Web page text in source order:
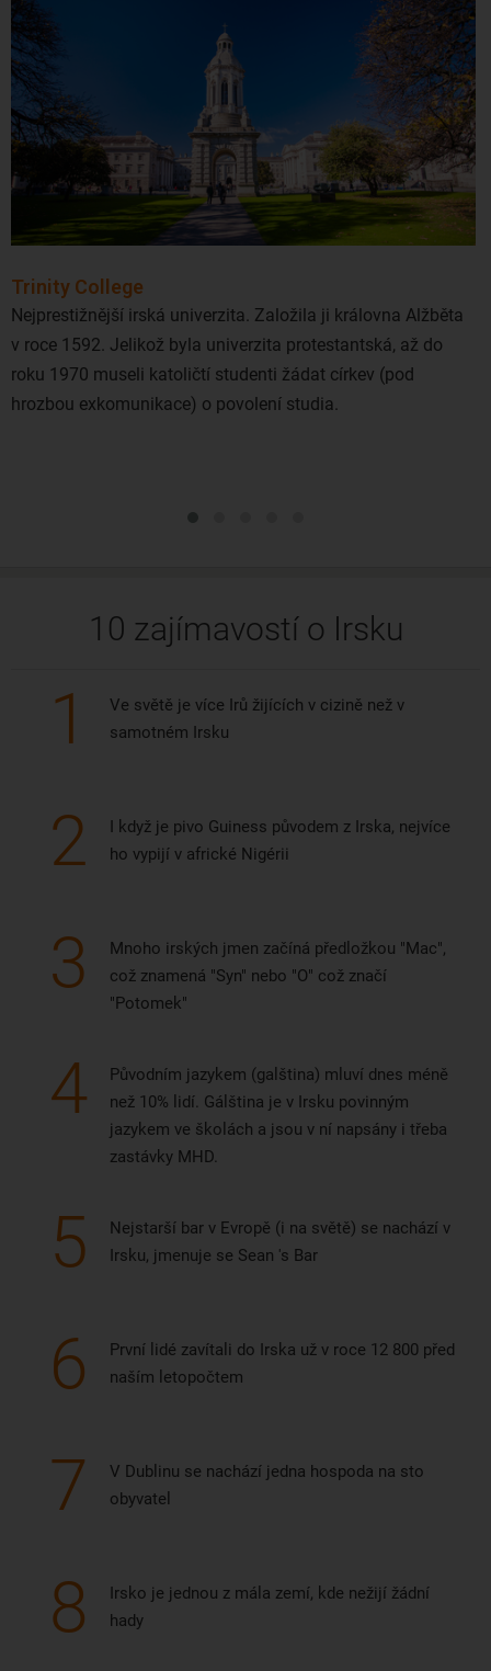
Trinity College
Nejprestižnější irská univerzita. Založila ji královna Alžběta
v roce 1592. Jelikož byla univerzita protestantská, až do
roku 1970 museli katoličtí studenti žádat církev (pod
hrozbou exkomunikace) o povolení studia.
10 zajímavostí o Irsku
1
Ve světě je více Irů žijících v cizině než v
samotném Irsku
2
I když je pivo Guiness původem z Irska, nejvíce
ho vypijí v africké Nigérii
3
Mnoho irských jmen začíná předložkou "Mac",
což znamená "Syn" nebo "O" což značí
"Potomek"
4
Původním jazykem (galština) mluví dnes méně
než 10% lidí. Gálština je v Irsku povinným
jazykem ve školách a jsou v ní napsány i třeba
zastávky MHD.
5
Nejstarší bar v Evropě (i na světě) se nachází v
Irsku, jmenuje se Sean 's Bar
6
První lidé zavítali do Irska už v roce 12 800 před
naším letopočtem
7
V Dublinu se nachází jedna hospoda na sto
obyvatel
8
Irsko je jednou z mála zemí, kde nežijí žádní
hady